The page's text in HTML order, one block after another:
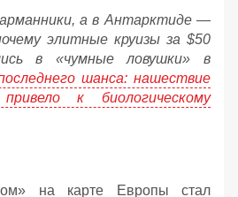
а в Антарктиде —
элитные круизы за $50
в «чумные ловушки» в
шанса: нашествие
привело к биологическому
на карте Европы стал